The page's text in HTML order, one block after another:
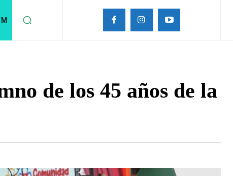
de los 45 años de la